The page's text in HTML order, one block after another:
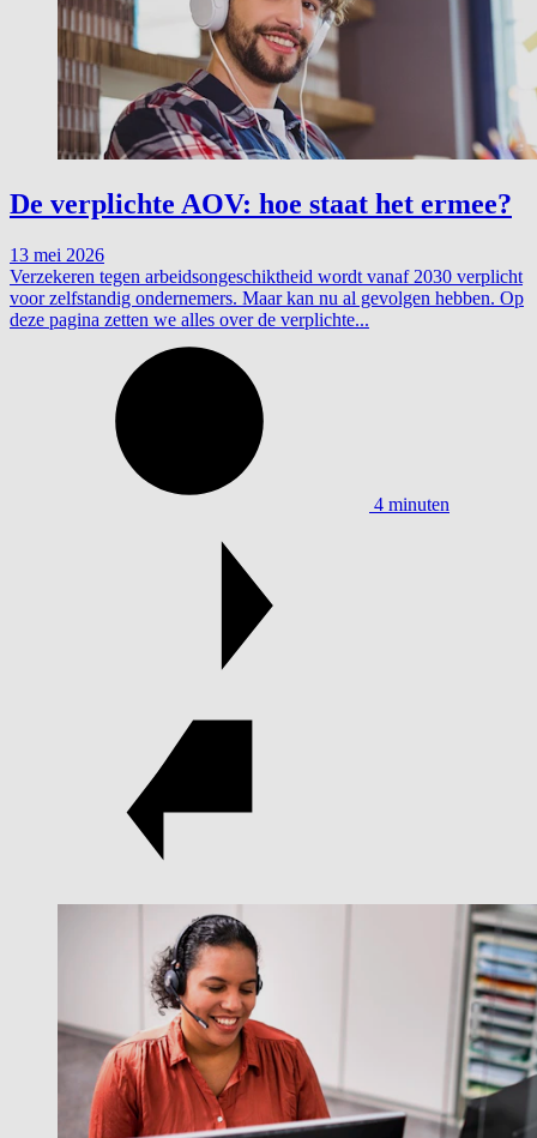
De verplichte AOV: hoe staat het ermee?
13 mei 2026
Verzekeren tegen arbeidsongeschiktheid wordt vanaf 2030 verplicht
voor zelfstandig ondernemers. Maar kan nu al gevolgen hebben. Op
deze pagina zetten we alles over de verplichte...
4 minuten